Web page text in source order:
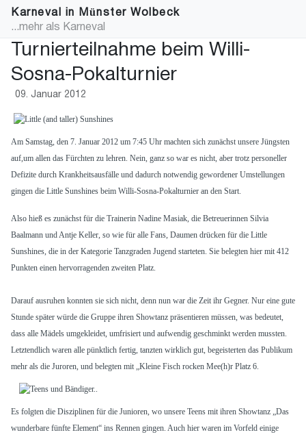
Karneval in Münster Wolbeck
...mehr als Karneval
Turnierteilnahme beim Willi-
Sosna-Pokalturnier
09. Januar 2012
Am Samstag, den 7. Januar 2012 um 7:45 Uhr machten sich zunächst unsere Jüngsten
auf,um allen das Fürchten zu lehren. Nein, ganz so war es nicht, aber trotz personeller
Defizite durch Krankheitsausfälle und dadurch notwendig gewordener Umstellungen
gingen die Little Sunshines beim Willi-Sosna-Pokalturnier an den Start.
Also hieß es zunächst für die Trainerin Nadine Masiak, die Betreuerinnen Silvia
Baalmann und Antje Keller, so wie für alle Fans, Daumen drücken für die Little
Sunshines, die in der Kategorie Tanzgraden Jugend starteten. Sie belegten hier mit 412
Punkten einen hervorragenden zweiten Platz.
Darauf ausruhen konnten sie sich nicht, denn nun war die Zeit ihr Gegner. Nur eine gute
Stunde später würde die Gruppe ihren Showtanz präsentieren müssen, was bedeutet,
dass alle Mädels umgekleidet, umfrisiert und aufwendig geschminkt werden mussten.
Letztendlich waren alle pünktlich fertig, tanzten wirklich gut, begeisterten das Publikum
mehr als die Juroren, und belegten mit „Kleine Fisch rocken Mee(h)r Platz 6.
Es folgten die Disziplinen für die Junioren, wo unsere Teens mit ihren Showtanz „Das
wunderbare fünfte Element“ ins Rennen gingen. Auch hier waren im Vorfeld einige